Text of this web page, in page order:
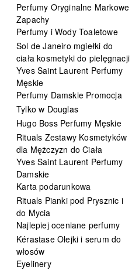
Perfumy Oryginalne Markowe
Zapachy
Perfumy i Wody Toaletowe
Sol de Janeiro mgiełki do
ciała kosmetyki do pielęgnacji
Yves Saint Laurent Perfumy
Męskie
Perfumy Damskie Promocja
Tylko w Douglas
Hugo Boss Perfumy Męskie
Rituals Zestawy Kosmetyków
dla Mężczyzn do Ciała
Yves Saint Laurent Perfumy
Damskie
Karta podarunkowa
Rituals Pianki pod Prysznic i
do Mycia
Najlepiej oceniane perfumy
Kérastase Olejki i serum do
włosów
Eyelinery